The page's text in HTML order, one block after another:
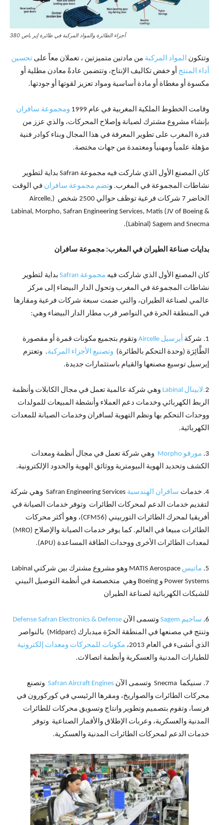
أجزاء الطائرة والمواد المركبة في طائرة إير باص 380
وتتكون المواد المركبة من مادتين متميزتين ، تعملان معاً على تحسين
أداء المنتج أو خفض تكاليف الإنتاج، وتتضمن عادةً معادن مطلية أو
مكسوة أو مغطاة أو مادة أساسية ومواد تعزيز لقوتها أو جودتها.
وقامت الخطوط الملكية المغربية في عام 1999
ومجموعة سافران
بإنشاء مشروع مشترك لصيانة وإصلاح المحركات، والذي عزز من
قدرة المغرب على تطوير المعرفة في هذا المجال وبناء كوادر فنية
مؤهلة علمياُ ومهنياً ومعتمدة من جهات مختصة.
كان المصنع الأول الذي شاركت فيه مجموعة Safran بداية لتطوير
نشاطات المجموعة في المغرب. وتضم مجموعة سافران في الوقت
الحاضر 7 شركات فرعية توظف حوالي 2500 شخص (Aircelle,
Labinal, Morpho, Safran Engineering Services, Matis (JV of Boeing &
Labinal) Sagem and Snecma).
بدايات صناعة الطيران في المغرب: مجموعة سافران
كان المصنع الأول الذي شاركت فيه مجموعة Safran
بداية لتطوير
نشاطات المجموعة في المغرب وتحول الدار البيضاء إلى مركز
عالمي لصناعة الطيران، والتي ضمت سبعة شركات فرعية ومقارها
في المنطقة الحرة في النواصر قرب مطار الدار البيضاء وهي:
1. شركة أيرسيل Aircelle
وتقوم بتجميع مكونات قمرة أو مقصورة
الطَّائِرَة (وحدة التحكم بالطائرة) وتصنيع الأجزاء المركبة. وتعتزم
إيرسيل توسيع مصنعها والقيام باستثمارات جديدة.
2.لابينال Labinal
وهي شركة عالمية تعمل في مجال الكابلات وأنظمة
الربط الكهربائي وخدمات دعم العملاء وأنشطة المبيعات للمولدات
ووحدات التحكم بها ونظم التهوية لسافران وخدمات الصيانة للمعدات
الكهربائية.
3. مورفو Morpho
وهي شركة تعمل في مجال أنظمة ومعدات
الكشف وتحديد الهوية البيومترية ووثائق الهوية والحدود الإلكترونية.
4. خدمات سافران الهندسية
Safran Engineering Services وهي شركة
لتقديم خدمات الدعم لمحركات الطائرات وتوفر خدمات الصيانة في
أفريقيا لمحرك الطائرات التوربيني (CFM56)، وهو أكثر محركات
الطائرات مبيعا في العالم. كما يوفر خدمات الصيانة والإصلاح (MRO)
لمعدات الطائرات الأخرى ووحدات الطاقة المساعدة (APU).
5. ماتيس
MATIS Aerospace وهو مشروع مشترك بين شركتي Labinal
Power Systems و Boeing وهي متخصصة في أنظمة التوصيل البيني
للشبكات الكهربائية لصناعة الطيران
6. ساجيم Sagem وتسمى الآن Defense Safran Electronics & Defense
وتنتج في مصنعها في المنطقة الحرّة ميدبارك (Midparc) بالنواصر
الذي أنشىء في العام 2013،
مكونات للمحركات ومعدات إلكترونية
للطيارات المدنية والعسكرية وأنظمة اتصالات.
7. سنيكما Snecma وتسمى الآن Safran Aircraft Engines وتصنع
محركات الطائرات والصواريخ، ومقرها الرئيسي في كوركورون في
فرنسا، وتقوم بتصميم وتطوير وانتاج وتسويق محركات للطائرات
المدنية والعسكرية، وعربات الإطلاق والأقمار الصناعية وتوفر
خدمات الدعم لمحركات الطائرات المدنية والعسكرية.